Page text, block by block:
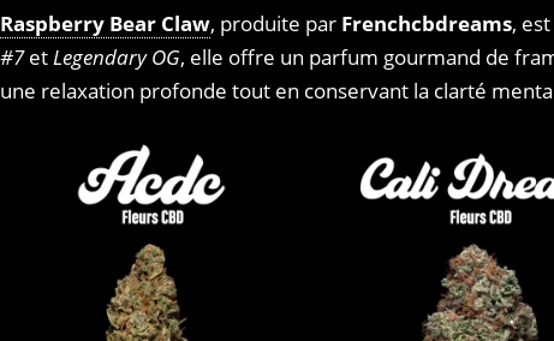
Raspberry Bear Claw, produite par Frenchcbdreams,
#7et Legendary OG, elle offre un parfum gourmand de
une relaxation profonde tout en conservant la clarté